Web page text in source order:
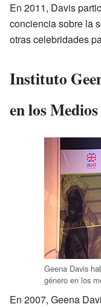
En 2011, Davis
conciencia sobre la
otras celebridades
Instituto
en los Medios
Geena Davis
género en los
En 2007, Geena